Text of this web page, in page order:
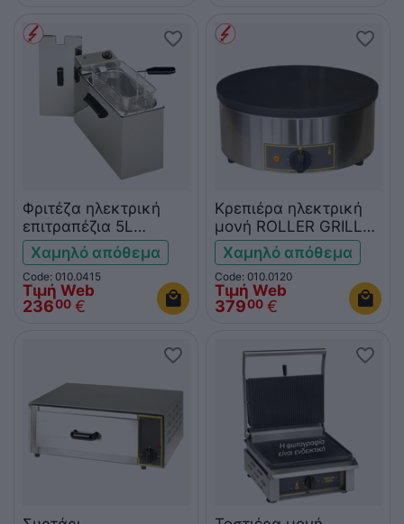
Φριτέζα ηλεκτρική
επιτραπέζια 5L
ROLLER GRILL RF5S
Χαμηλό απόθεμα
Code: 010.0415
Τιμή Web
23600 €
Κρεπιέρα ηλεκτρική
μονή ROLLER GRILL
CFE400
Χαμηλό απόθεμα
Code: 010.0120
Τιμή Web
37900 €